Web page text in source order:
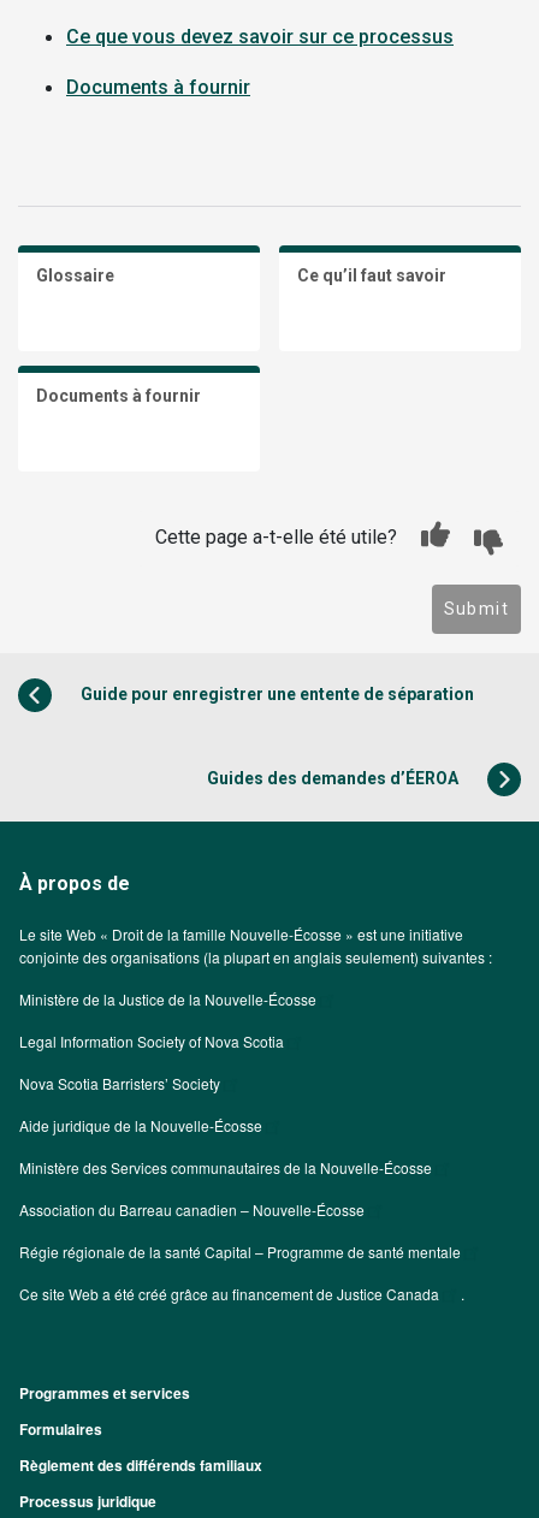
Ce que vous devez savoir sur ce processus
Documents à fournir
Glossaire Ce qu’il faut savoir
Documents à fournir
Cette page a-t-elle été utile?
Submit
Guide pour enregistrer une entente de séparation
Guides des demandes d’ÉEROA
À propos de
Le site Web « Droit de la famille Nouvelle-Écosse » est une initiative
conjointe des organisations (la plupart en anglais seulement) suivantes :
Ministère de la Justice de la Nouvelle-Écosse
Legal Information Society of Nova Scotia
Nova Scotia Barristers’ Society
Aide juridique de la Nouvelle-Écosse
Ministère des Services communautaires de la Nouvelle-Écosse
Association du Barreau canadien – Nouvelle-Écosse
Régie régionale de la santé Capital – Programme de santé mentale
Ce site Web a été créé grâce au financement deJustice Canada .
Footer
Programmes et services
Formulaires
Règlement des différends familiaux
Processus juridique